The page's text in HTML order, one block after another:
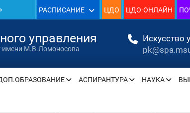
—
РАСПИСАНИЕ ЦДО ЦДО·ОНЛАЙН
управления
имени М.В.Ломоносова
Искусство
АСПИРАНТУРА НАУКА